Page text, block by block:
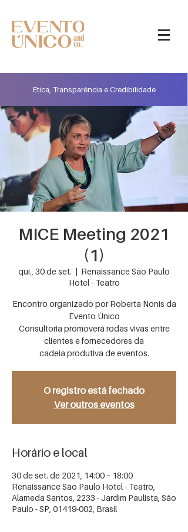
Ética, Transparência e Credibilidade
MICE Meeting 2021
(1)
qui., 30 de set.
  |
Renaissance São Paulo
Hotel - Teatro
Encontro organizado por Roberta Nonis da
Evento Único
Consultoria promoverá rodas vivas entre
clientes e fornecedores da
cadeia produtiva de eventos.
O registro está fechado
Ver outros eventos
Horário e local
30 de set. de 2021, 14:00 – 18:00
Renaissance São Paulo Hotel - Teatro,
Alameda Santos, 2233 - Jardim Paulista, São
Paulo - SP, 01419-002, Brasil